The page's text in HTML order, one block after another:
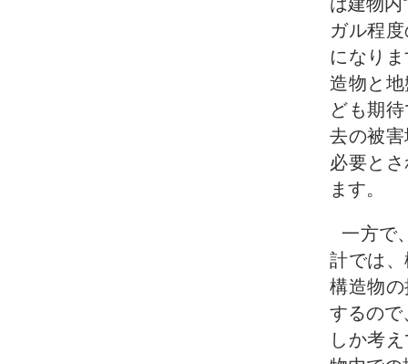
ガル程
になり
造物と
ども期
去の被
必要と
ます。
一方で
計では
構造物
するので
しか考